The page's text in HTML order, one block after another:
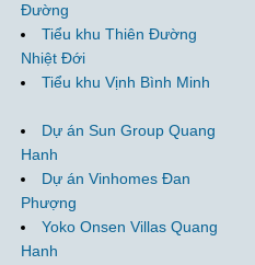
Đường
Tiểu khu Thiên Đường
Nhiệt Đới
Tiểu khu Vịnh Bình Minh
Dự án Sun Group Quang
Hanh
Dự án Vinhomes Đan
Phượng
Yoko Onsen Villas Quang
Hanh